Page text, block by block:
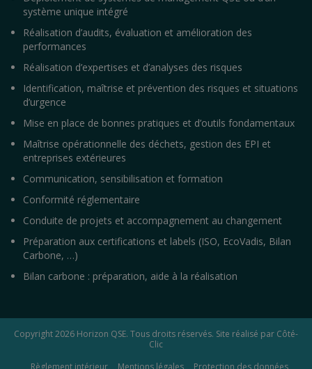
système unique intégré
Réalisation d’audits, évaluation et amélioration des
performances
Réalisation d’expertises et d’analyses des risques
Identification, maîtrise et prévention des risques et situations
d’urgence
Mise en place de bonnes pratiques et d’outils fondamentaux
Maîtrise opérationnelle des déchets, gestion des EPI et
entreprises extérieures
Communication, sensibilisation et formation
Conformité réglementaire
Conduite de projets et accompagnement au changement
Préparation aux certifications et labels (ISO, EcoVadis, Bilan
Carbone, …)
Bilan carbone : préparation, aide à la réalisation
Copyright 2026 Horizon QSE. Tous droits réservés. Site réalisé par Côté-
Clic
Règlement intérieur
Mentions légales Protection des données